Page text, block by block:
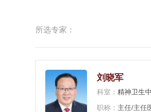
所选专家：
刘晓军
科室： 精神卫生
职称： 主任/主任